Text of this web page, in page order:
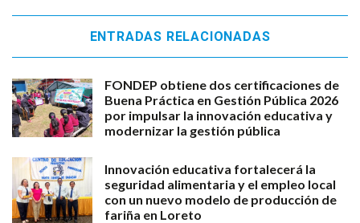
ENTRADAS RELACIONADAS
FONDEP obtiene dos certificaciones de
Buena Práctica en Gestión Pública 2026
por impulsar la innovación educativa y
modernizar la gestión pública
Innovación educativa fortalecerá la
seguridad alimentaria y el empleo local
con un nuevo modelo de producción de
fariña en Loreto